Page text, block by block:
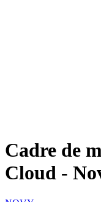
Cadre de
Cloud -